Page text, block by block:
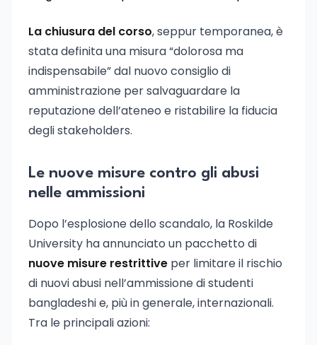
La chiusura del corso, seppur temporanea, è
stata definita una misura “dolorosa ma
indispensabile” dal nuovo consiglio di
amministrazione per salvaguardare la
reputazione dell’ateneo e ristabilire la fiducia
degli stakeholders.
Le nuove misure contro gli abusi
nelle ammissioni
Dopo l’esplosione dello scandalo, la Roskilde
University ha annunciato un pacchetto di
nuove misure restrittive per limitare il rischio
di nuovi abusi nell’ammissione di studenti
bangladeshi e, più in generale, internazionali.
Tra le principali azioni: